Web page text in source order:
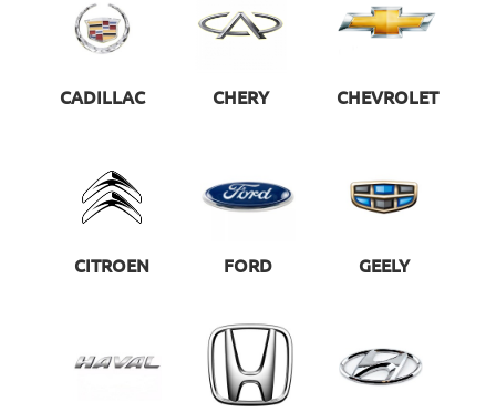
CADILLAC CHERY CHEVROLET
CITROEN FORD GEELY